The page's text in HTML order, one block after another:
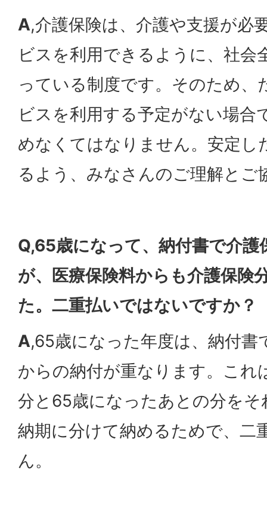
A,介護保険は、介護や支援が必
ビスを利用できるように、社会
っている制度です。そのため、
ビスを利用する予定がない場合
めなくてはなりません。安定し
るよう、みなさんのご理解とご
Q,65歳になって、納付書で介護
が、医療保険料からも介護保険
た。二重払いではないですか？
A,65歳になった年度は、納付書
からの納付が重なります。これ
分と65歳になったあとの分を
納期に分けて納めるためで、二
ん。